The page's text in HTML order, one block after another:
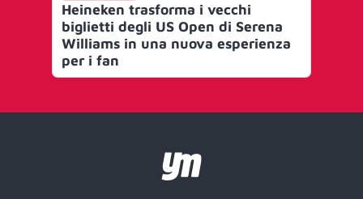
Heineken trasforma i vecchi
biglietti degli US Open di Serena
Williams in una nuova esperienza
per i fan